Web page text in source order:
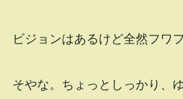
ビジョンはあるけど全然フワ
そやな。ちょっとしっかり、